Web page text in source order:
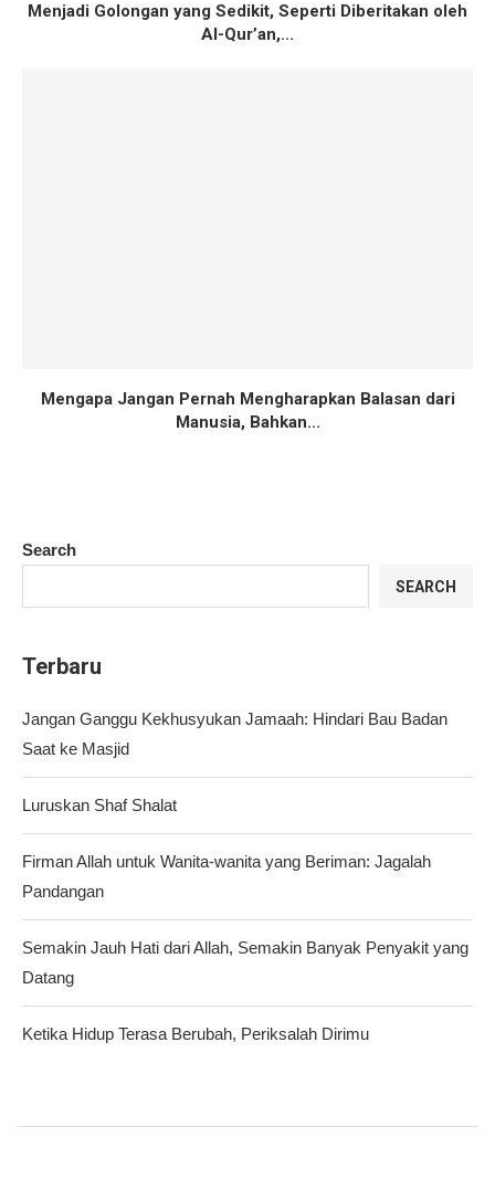
Menjadi Golongan yang Sedikit, Seperti Diberitakan oleh
Al-Qur’an,...
Mengapa Jangan Pernah Mengharapkan Balasan dari
Manusia, Bahkan...
Search
SEARCH
Terbaru
Jangan Ganggu Kekhusyukan Jamaah: Hindari Bau Badan
Saat ke Masjid
Luruskan Shaf Shalat
Firman Allah untuk Wanita-wanita yang Beriman: Jagalah
Pandangan
Semakin Jauh Hati dari Allah, Semakin Banyak Penyakit yang
Datang
Ketika Hidup Terasa Berubah, Periksalah Dirimu